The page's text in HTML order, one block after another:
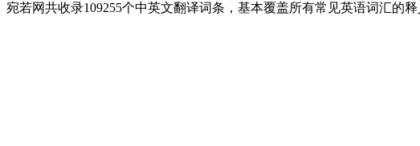
宛若网共收录109255个中英文翻译词条，基本覆盖所有常见英语词汇的